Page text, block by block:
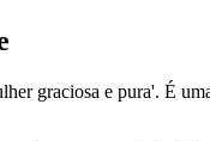
graciosa e pura'. É